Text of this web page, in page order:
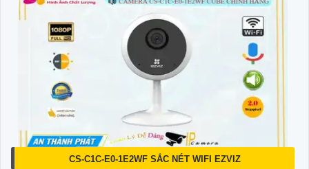
CS-C1C-E0-1E2WF SẮC NÉT WIFI EZVIZ